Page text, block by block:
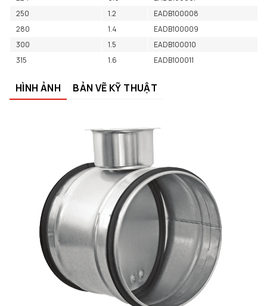
250
1.2
EADB100008
280
1.4
EADB100009
300
1.5
EADB100010
315
1.6 EADB100011
HÌNH ẢNH BẢN VẼ KỸ THUẬT